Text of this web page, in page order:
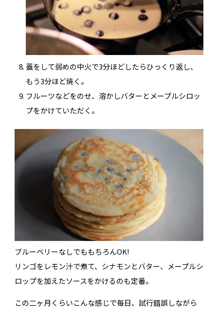
蓋をして弱めの中火で3分ほどしたらひっくり返し、
もう3分ほど焼く。
フルーツなどをのせ、溶かしバターとメープルシロッ
プをかけていただく。
ブルーベリーなしでももちろんOK!
リンゴをレモン汁で煮て、シナモンとバター、メープルシ
ロップを加えたソースをかけるのも定番。
この二ヶ月くらいこんな感じで毎日、試行錯誤しながら